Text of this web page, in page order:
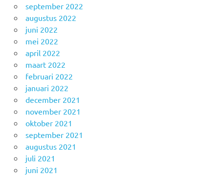
september 2022
augustus 2022
juni 2022
mei 2022
april 2022
maart 2022
februari 2022
januari 2022
december 2021
november 2021
oktober 2021
september 2021
augustus 2021
juli 2021
juni 2021